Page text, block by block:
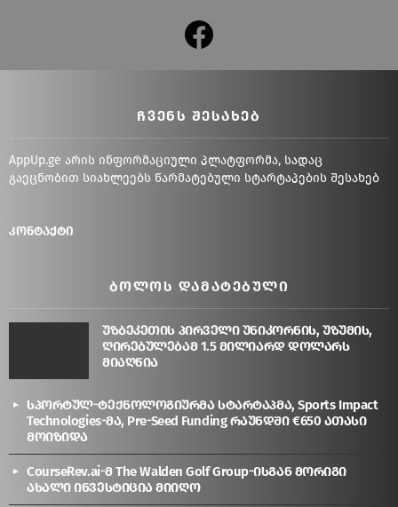
facebook
ᲩᲕᲔᲜᲡ ᲨᲔᲡᲐᲮᲔᲑ
AppUp.ge არის ინფორმაციული პლატფორმა, სადაც
გაეცნობით სიახლეებს წარმატებული სტარტაპების შესახებ
კონტაქტი
ᲑᲝᲚᲝᲡ ᲓᲐᲛᲐᲢᲔᲑᲣᲚᲘ
უზბეკეთის პირველი უნიკორნის, უზუმის,
ღირებულებამ 1.5 მილიარდ დოლარს
მიაღწია
სპორტულ-ტექნოლოგიურმა სტარტაპმა, Sports Impact
Technologies-მა, Pre-Seed Funding რაუნდში €650 ათასი
მოიზიდა
CourseRev.ai-მ The Walden Golf Group-ისგან მორიგი
ახალი ინვესტიცია მიიღო